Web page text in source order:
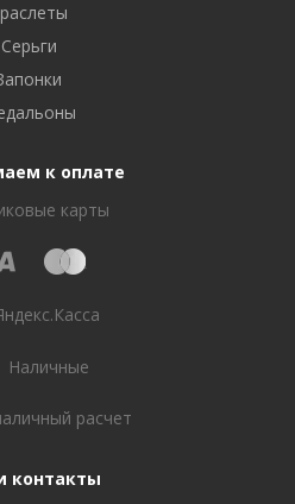
Серьги
к оплате
карты
Наличные
расчет
контакты